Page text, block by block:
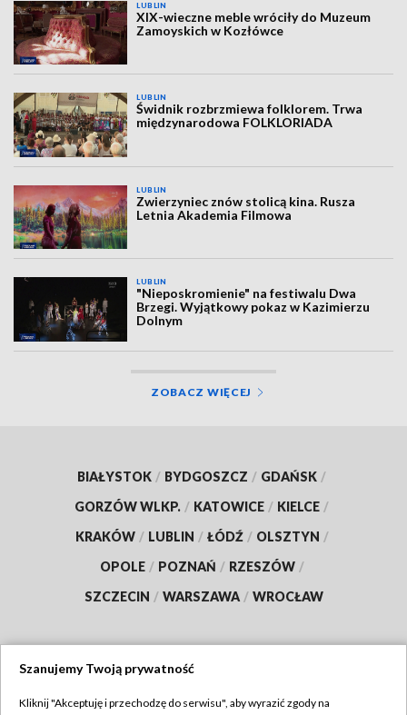
LUBLIN
XIX-wieczne meble wróciły do Muzeum
Zamoyskich w Kozłówce
LUBLIN
Świdnik rozbrzmiewa folklorem. Trwa
międzynarodowa FOLKLORIADA
LUBLIN
Zwierzyniec znów stolicą kina. Rusza
Letnia Akademia Filmowa
LUBLIN
"Nieposkromienie" na festiwalu Dwa
Brzegi. Wyjątkowy pokaz w Kazimierzu
Dolnym
ZOBACZ WIĘCEJ
BIAŁYSTOK / BYDGOSZCZ / GDAŃSK /
GORZÓW WLKP. / KATOWICE / KIELCE /
KRAKÓW / LUBLIN / ŁÓDŹ / OLSZTYN /
OPOLE / POZNAŃ / RZESZÓW /
SZCZECIN / WARSZAWA / WROCŁAW
Szanujemy Twoją prywatność
Kliknij "Akceptuję i przechodzę do serwisu", aby wyrazić zgody na